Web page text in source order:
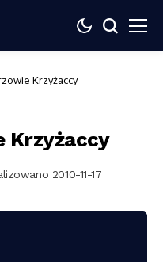
Krzyżaccy
Krzyżaccy
2010-11-17